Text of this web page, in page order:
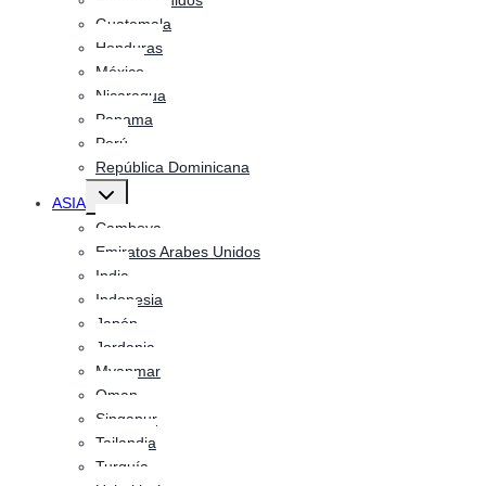
Guatemala
Honduras
México
Nicaragua
Panama
Perú
República Dominicana
ASIA
Alternar
menú
hijo
Camboya
Emiratos Arabes Unidos
India
Indonesia
Japón
Jordania
Myanmar
Oman
Singapur
Tailandia
Turquía